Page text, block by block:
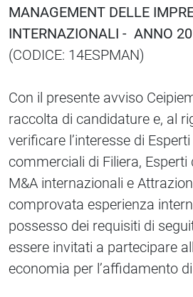
MANAGEMENT DELLE
INTERNAZIONALI - ANNO
(CODICE: 14ESPMAN)
Con il presente avviso
raccolta di candidature e, al
verificare l’interesse di
commerciali di Filiera, Esperti
M&A internazionali e
comprovata esperienza
possesso dei requisiti di
essere invitati a partecipare
economia per l’affidamento